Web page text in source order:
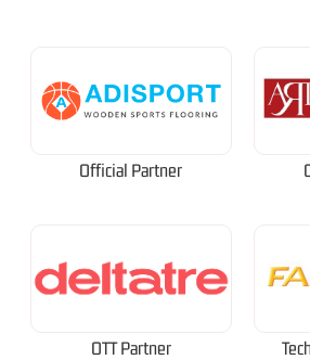
Official Partner
OTT Partner